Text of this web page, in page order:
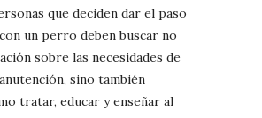
que deciden dar el paso
un perro deben buscar no
sobre las necesidades de
sino también
tratar, educar y enseñar al